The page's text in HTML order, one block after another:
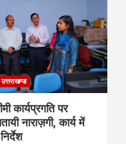
उत्तराखण्ड
कार्यप्रगति पर
नाराज़गी, कार्य में